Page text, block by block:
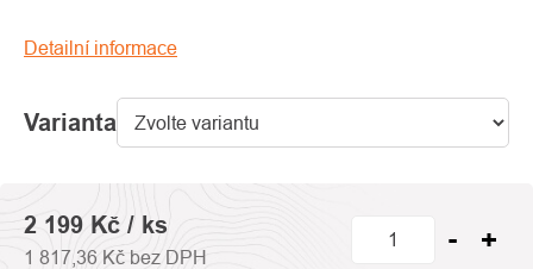
Varianta
Detailní informace
2 199 Kč / ks
1 817,36 Kč bez DPH